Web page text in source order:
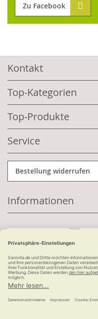
Zu Facebook
Kontakt
Top-Kategorien
Top-Produkte
Service
Bestellung widerrufen
Informationen
Kauf auf